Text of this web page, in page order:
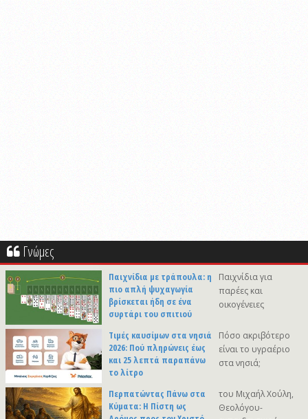
Γνώμες
Παιχνίδια με τράπουλα: η
πιο απλή ψυχαγωγία
βρίσκεται ήδη σε ένα
συρτάρι του σπιτιού
Παιχνίδια για
παρέες και
οικογένειες
Τιμές καυσίμων στα νησιά
2026: Πού πληρώνεις έως
και 25 λεπτά παραπάνω
το λίτρο
Πόσο ακριβότερο
είναι το υγραέριο
στα νησιά;
Περπατώντας Πάνω στα
Κύματα: Η Πίστη ως
του Μιχαήλ Χούλη,
Θεολόγου-